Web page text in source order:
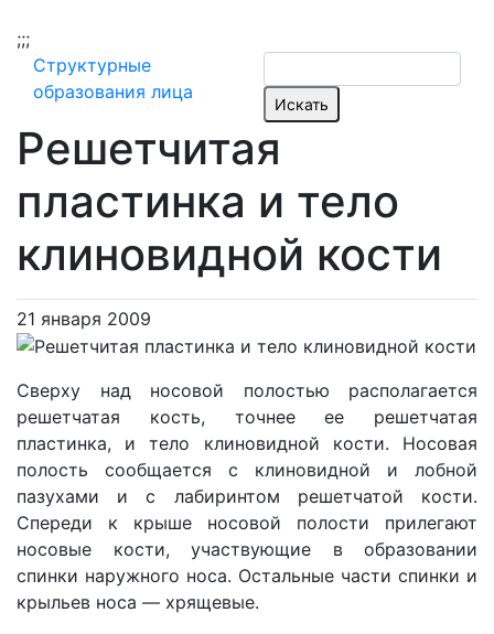
;;;
Структурные
образования лица
Решетчитая
пластинка и тело
клиновидной кости
21 января 2009
Сверху над носовой полостью располагается
решетчатая кость, точнее ее решетчатая
пластинка, и тело клиновидной кости. Носовая
полость сообщается с клиновидной и лобной
пазухами и с лабиринтом решетчатой кости.
Спереди к крыше носовой полости прилегают
носовые кости, участвующие в образовании
спинки наружного носа. Остальные части спинки и
крыльев носа — хрящевые.